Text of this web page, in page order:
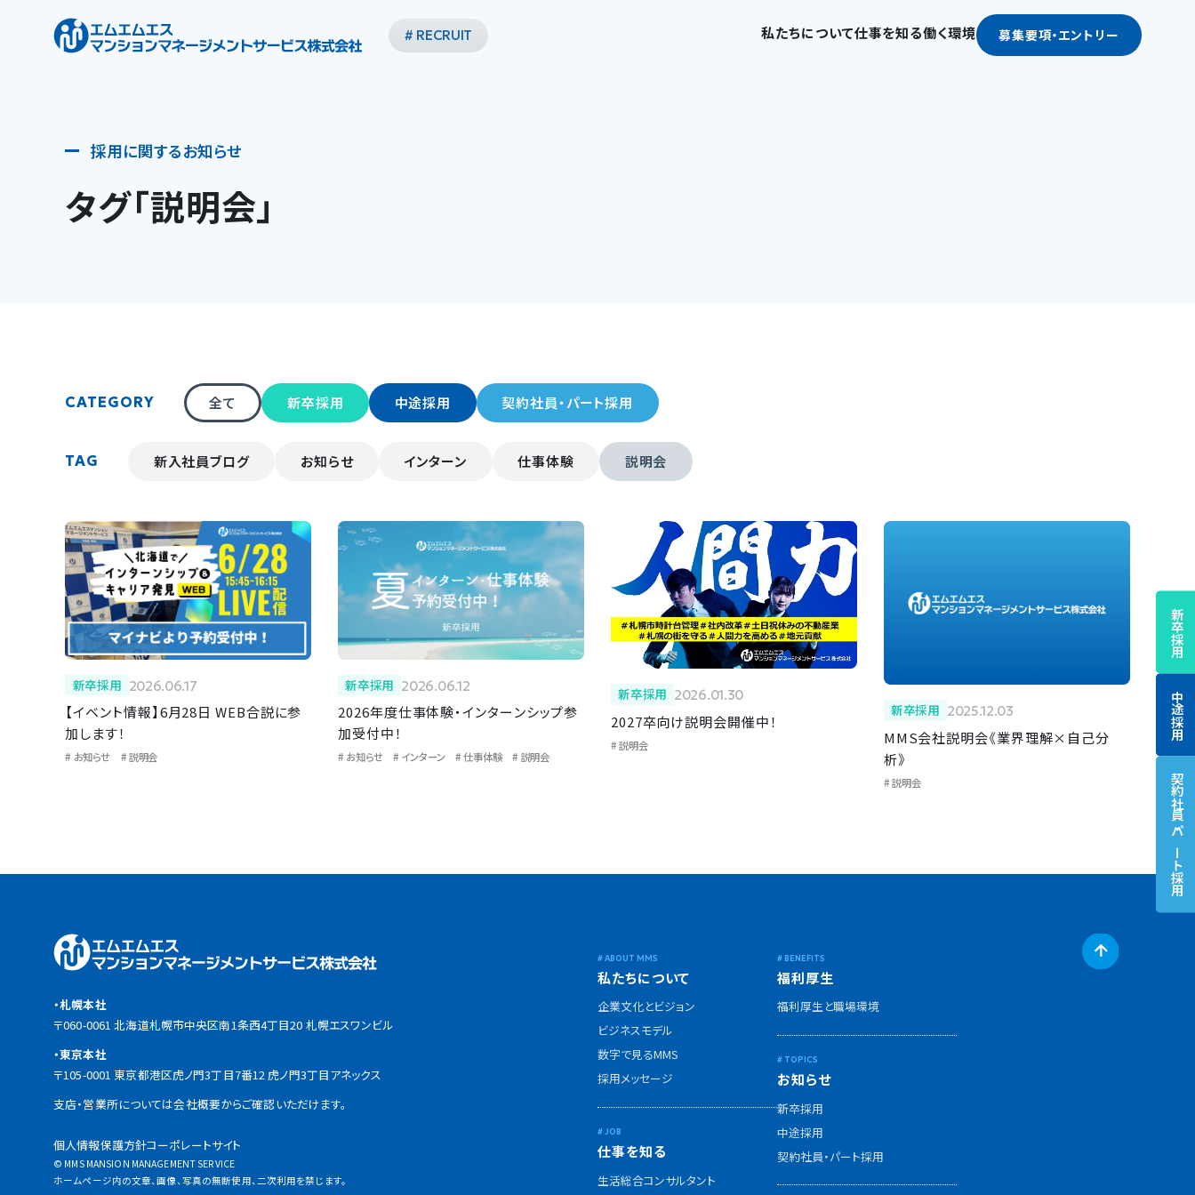
# RECRUIT 私たちについて仕事を知る働く環境 募集要項・エントリー
タグ「説明会」
CATEGORY 全て 新卒採用 中途採用 契約社員・パート採用
TAG 新入社員ブログ お知らせ インターン 仕事体験 説明会
新卒採用 2026.06.17
【イベント情報】6月28日 WEB合説に参
加します！
お知らせ 説明会
新卒採用 2026.06.12
2026年度仕事体験・インターンシップ参
加受付中！
お知らせ インターン 仕事体験 説明会
新卒採用 2026.01.30
2027卒向け説明会開催中！
説明会
新卒採用 2025.12.03
MMS会社説明会《業界理解×自己分
析》
説明会
・札幌本社
〒060-0061 北海道札幌市中央区南1条西4丁目20 札幌エスワンビル
・東京本社
〒105-0001 東京都港区虎ノ門3丁目7番12 虎ノ門3丁目アネックス
支店・営業所については会社概要からご確認いただけます。
個人情報保護方針コーポレートサイト
© MMS MANSION MANAGEMENT SERVICE
ホームページ内の文章、画像、写真の無断使用、二次利用を禁じます。
私たちについて
企業文化とビジョン
ビジネスモデル
数字で見るMMS
採用メッセージ
仕事を知る
生活総合コンサルタント
福利厚生
福利厚生と職場環境
お知らせ
新卒採用
中途採用
契約社員・パート採用
新卒採用
中途採用
契約社員・パート
採用